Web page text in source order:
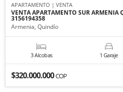
APARTAMENTO | VENTA
VENTA APARTAMENTO SUR
3156194358
Armenia, Quindío
3 Alcobas 1 Garaje
$320.000.000COP